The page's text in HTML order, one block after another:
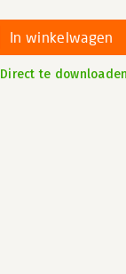
In winkelwagen
Direct te downloaden